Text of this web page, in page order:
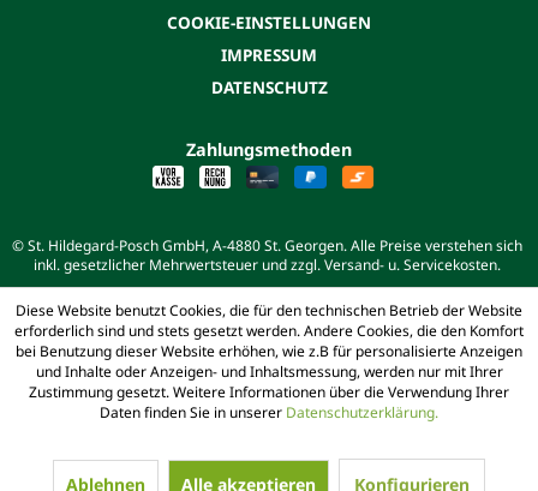
COOKIE-EINSTELLUNGEN
IMPRESSUM
DATENSCHUTZ
Zahlungsmethoden
© St. Hildegard-Posch GmbH, A-4880 St. Georgen. Alle Preise verstehen sich
inkl. gesetzlicher Mehrwertsteuer und zzgl. Versand- u. Servicekosten.
Diese Website benutzt Cookies, die für den technischen Betrieb der Website
erforderlich sind und stets gesetzt werden. Andere Cookies, die den Komfort
bei Benutzung dieser Website erhöhen, wie z.B für personalisierte Anzeigen
und Inhalte oder Anzeigen- und Inhaltsmessung, werden nur mit Ihrer
Zustimmung gesetzt. Weitere Informationen über die Verwendung Ihrer
Daten finden Sie in unserer Datenschutzerklärung.
Ablehnen Alle akzeptieren Konfigurieren